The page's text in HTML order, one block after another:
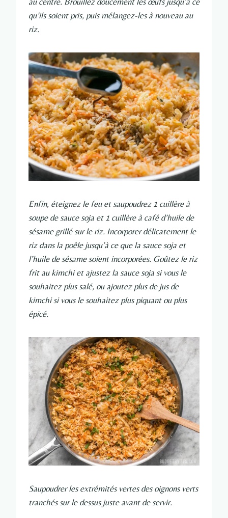
qu’ils soient pris, puis mélangez-les à nouveau au
riz.
Enfin, éteignez le feu et saupoudrez 1 cuillère à
soupe de sauce soja et 1 cuillère à café d’huile de
sésame grillé sur le riz. Incorporer délicatement le
riz dans la poêle jusqu’à ce que la sauce soja et
l’huile de sésame soient incorporées. Goûtez le riz
frit au kimchi et ajustez la sauce soja si vous le
souhaitez plus salé, ou ajoutez plus de jus de
kimchi si vous le souhaitez plus piquant ou plus
épicé.
Saupoudrer les extrémités vertes des oignons verts
tranchés sur le dessus juste avant de servir.